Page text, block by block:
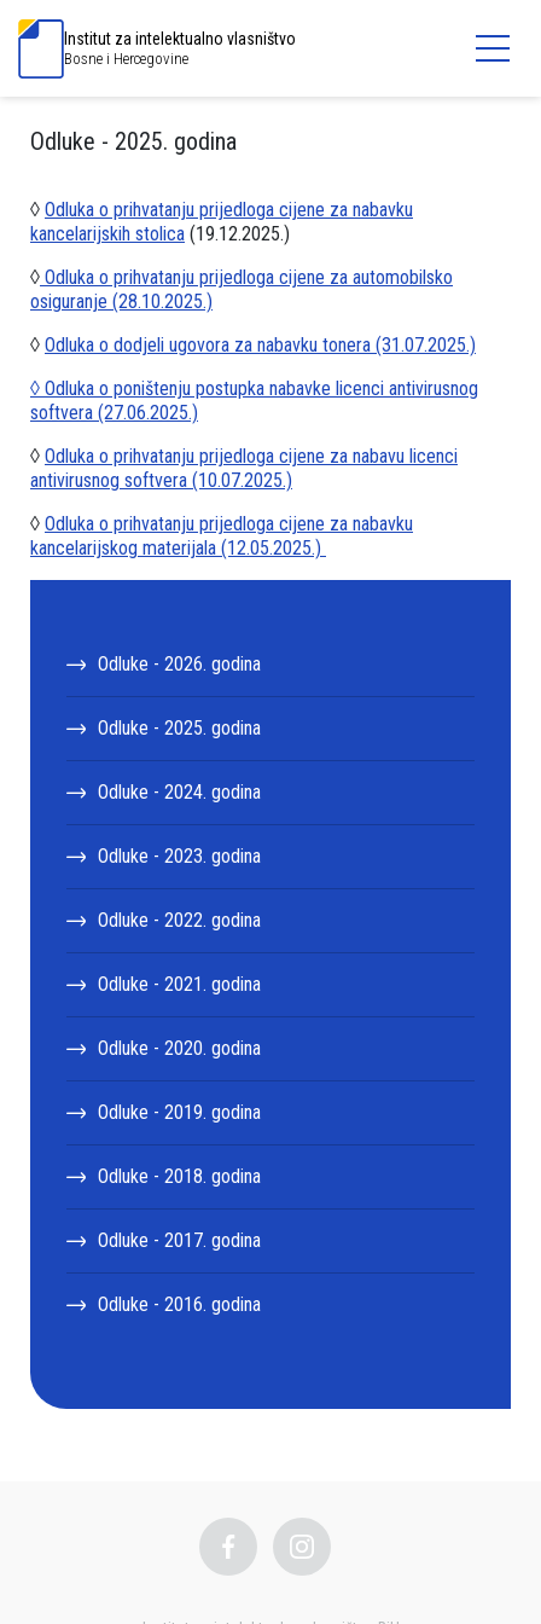
Institut za intelektualno vlasništvo
Bosne i Hercegovine
Odluke - 2025. godina
◊ Odluka o prihvatanju prijedloga cijene za nabavku
kancelarijskih stolica (19.12.2025.)
◊ Odluka o prihvatanju prijedloga cijene za automobilsko
osiguranje (28.10.2025.)
◊ Odluka o dodjeli ugovora za nabavku tonera (31.07.2025.)
◊ Odluka o poništenju postupka nabavke licenci antivirusnog
softvera (27.06.2025.)
◊ Odluka o prihvatanju prijedloga cijene za nabavu licenci
antivirusnog softvera (10.07.2025.)
◊ Odluka o prihvatanju prijedloga cijene za nabavku
kancelarijskog materijala (12.05.2025.)
Odluke - 2026. godina
Odluke - 2025. godina
Odluke - 2024. godina
Odluke - 2023. godina
Odluke - 2022. godina
Odluke - 2021. godina
Odluke - 2020. godina
Odluke - 2019. godina
Odluke - 2018. godina
Odluke - 2017. godina
Odluke - 2016. godina